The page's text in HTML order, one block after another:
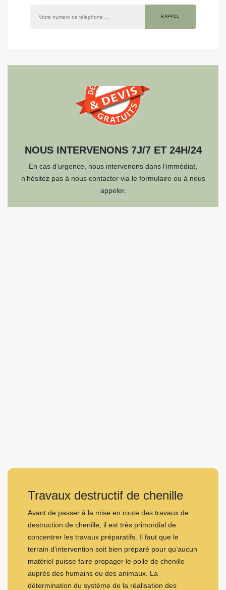
NOUS INTERVENONS 7J/7 ET 24H/24
En cas d’urgence, nous intervenons dans l’immédiat,
n’hésitez pas à nous contacter via le formulaire ou à nous
appeler.
Travaux destructif de chenille
Avant de passer à la mise en route des travaux de
destruction de chenille, il est très primordial de
concentrer les travaux préparatifs. Il faut que le
terrain d’intervention soit bien préparé pour qu’aucun
matériel puisse faire propager le poile de chenille
auprès des humains ou des animaux. La
détermination du système de la réalisation des